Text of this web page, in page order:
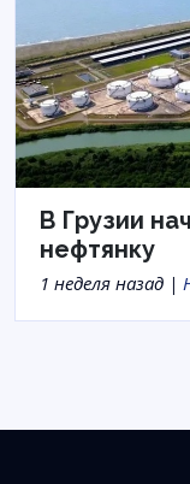
В Грузии
нефтянку
1 неделя назад |